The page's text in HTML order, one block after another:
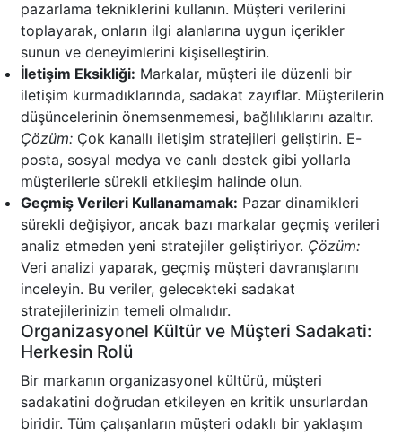
pazarlama tekniklerini kullanın. Müşteri verilerini
toplayarak, onların ilgi alanlarına uygun içerikler
sunun ve deneyimlerini kişiselleştirin.
İletişim Eksikliği: Markalar, müşteri ile düzenli bir
iletişim kurmadıklarında, sadakat zayıflar. Müşterilerin
düşüncelerinin önemsenmemesi, bağlılıklarını azaltır.
Çözüm: Çok kanallı iletişim stratejileri geliştirin. E-
posta, sosyal medya ve canlı destek gibi yollarla
müşterilerle sürekli etkileşim halinde olun.
Geçmiş Verileri Kullanamamak: Pazar dinamikleri
sürekli değişiyor, ancak bazı markalar geçmiş verileri
analiz etmeden yeni stratejiler geliştiriyor. Çözüm:
Veri analizi yaparak, geçmiş müşteri davranışlarını
inceleyin. Bu veriler, gelecekteki sadakat
stratejilerinizin temeli olmalıdır.
Organizasyonel Kültür ve Müşteri Sadakati:
Herkesin Rolü
Bir markanın organizasyonel kültürü, müşteri
sadakatini doğrudan etkileyen en kritik unsurlardan
biridir. Tüm çalışanların müşteri odaklı bir yaklaşım